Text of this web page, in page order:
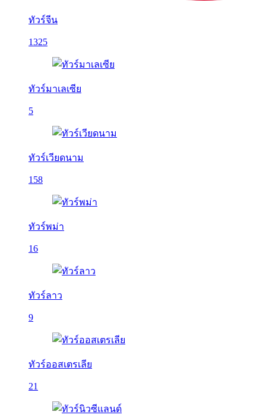
ทัวร์จีน
1325
ทัวร์มาเลเซีย
5
ทัวร์เวียดนาม
158
ทัวร์พม่า
16
ทัวร์ลาว
9
ทัวร์ออสเตรเลีย
21